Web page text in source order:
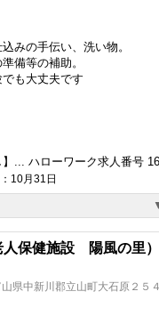
みの手伝い、洗い物。
備等の補助。
も大丈夫です
】... ハローワーク求人番号
10月31日
保健施設 陽風の里）
県中新川郡立山町大石原２５